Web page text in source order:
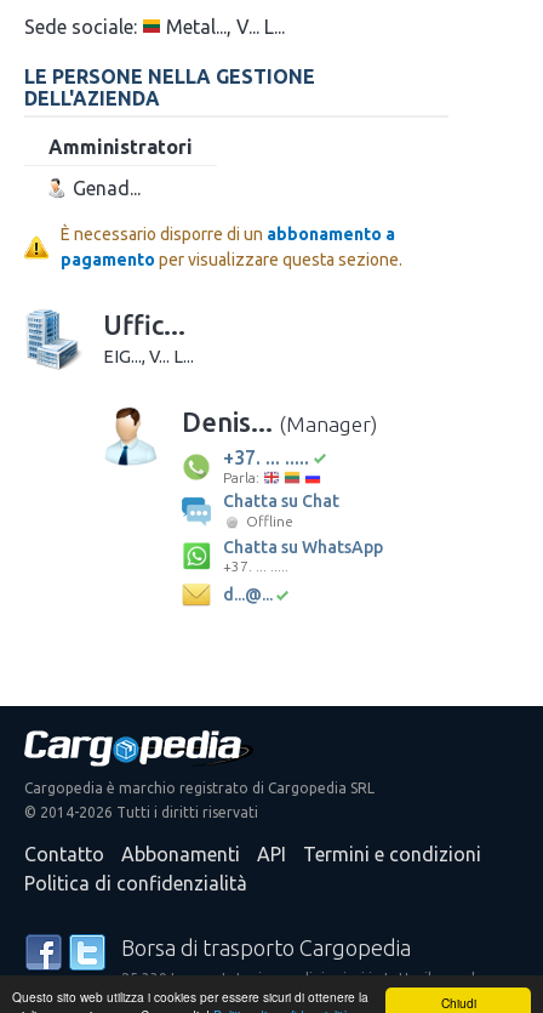
Chiudi
Questo sito web utilizza i cookies per essere sicuri di ottenere la
Sede sociale:
Metal..., V... L...
LE PERSONE NELLA GESTIONE
DELL'AZIENDA
Amministratori
Genad...
È necessario disporre di un abbonamento a
pagamento per visualizzare questa sezione.
Uffic...
EIG..., V... L...
Denis... (Manager)
+37. ... .....
Parla:
Chatta su Chat
Offline
Chatta su WhatsApp
+37. ... .....
d...@...
Cargopedia è marchio registrato di Cargopedia SRL
© 2014-2026 Tutti i diritti riservati
Contatto Abbonamenti API
Termini e condizioni
Politica di confidenzialità
Borsa di trasporto Cargopedia
25.339 trasportatori e spedizionieri in tutto il mondo
confidano nei nostri servizi